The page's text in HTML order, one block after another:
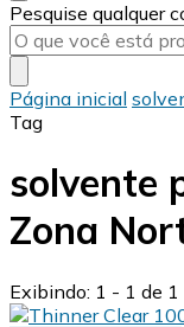
Procurando
algo?
Pesquise qualquer
Página inicial
Tag
solvente
Zona
Exibindo: 1 - 1 de 1